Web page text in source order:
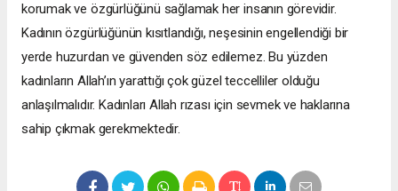
korumak ve özgürlüğünü sağlamak her insanın görevidir.
Kadının özgürlüğünün kısıtlandığı, neşesinin engellendiği bir
yerde huzurdan ve güvenden söz edilemez. Bu yüzden
kadınların Allah’ın yarattığı çok güzel teccelliler olduğu
anlaşılmalıdır. Kadınları Allah rızası için sevmek ve haklarına
sahip çıkmak gerekmektedir.